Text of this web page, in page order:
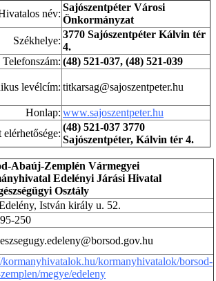
név:
Sajószentpéter Városi
Önkormányzat
Székhelye:
3770 Sajószentpéter Kálvin tér
4.
Telefonszám: (48) 521-037, (48) 521-039
levélcím: titkarsag@sajoszentpeter.hu
Honlap: www.sajoszentpeter.hu
(48) 521-037 3770
Sajószentpéter, Kálvin tér 4.
Abaúj-Zemplén Vármegyei
Edelényi Járási Hivatal
Osztály
István király u. 52.
250
kormanyhivatalok.hu/kormanyhivatalok/borsod-
megye/edeleny